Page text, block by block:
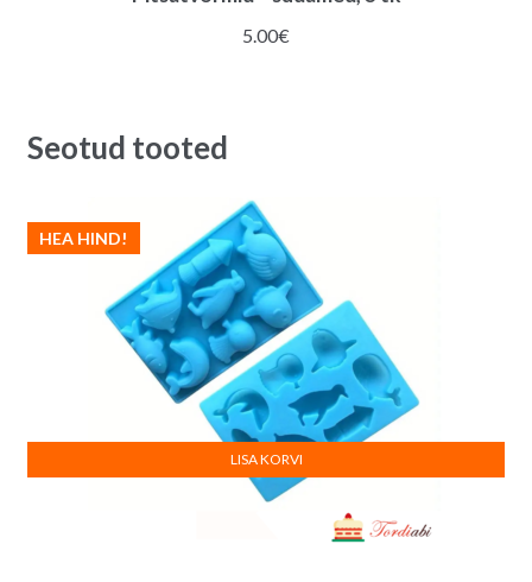
5.00€
Seotud tooted
HEA HIND!
LISA KORVI